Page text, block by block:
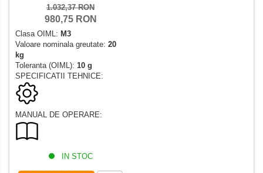
1.032,37 RON
980,75 RON
Clasa OIML: M3
Valoare nominala greutate: 20
kg
Toleranta (OIML): 10 g
SPECIFICATII TEHNICE:
MANUAL DE OPERARE:
IN STOC